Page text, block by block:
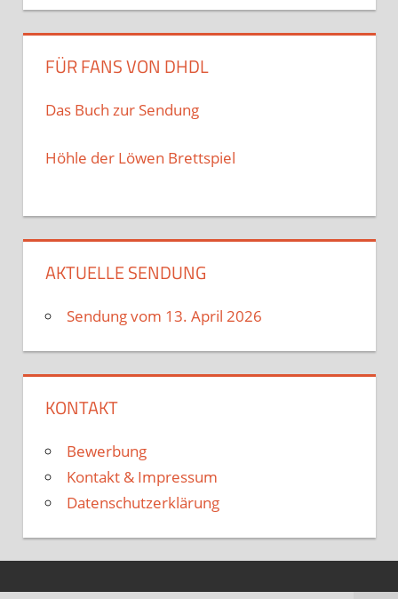
FÜR FANS VON DHDL
Das Buch zur Sendung
Höhle der Löwen Brettspiel
AKTUELLE SENDUNG
Sendung vom 13. April 2026
KONTAKT
Bewerbung
Kontakt & Impressum
Datenschutzerklärung